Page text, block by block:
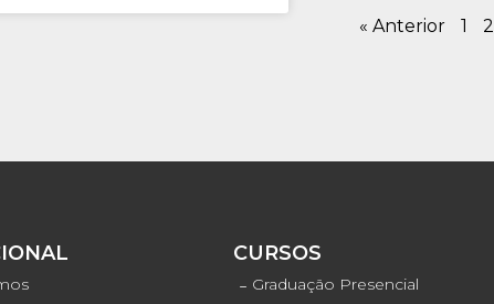
« Anterior 1 2
CURSOS
Graduação Presencial